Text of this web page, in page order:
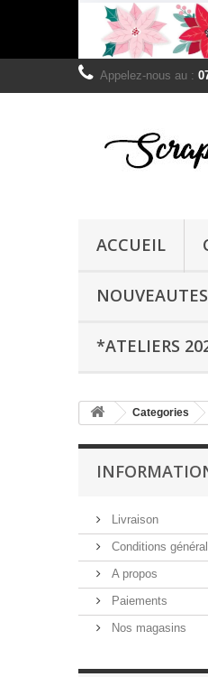
Appelez-nous au :
ACCUEIL
NOUVEAUTES
*ATELIERS
Categories
Livraison
Conditions
A propos
Paiements
Nos magasins